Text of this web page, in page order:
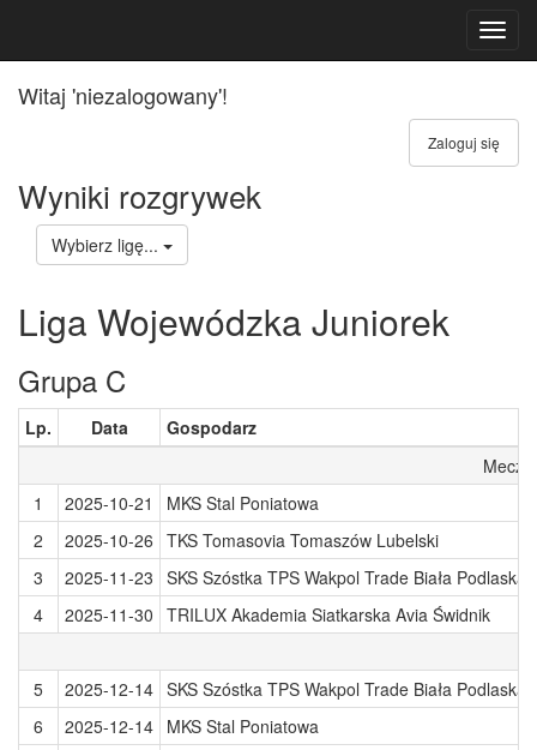
Witaj 'niezalogowany'!
Zaloguj się
Wyniki rozgrywek
Wybierz ligę...
Liga Wojewódzka Juniorek
Grupa C
Lp. Data
Gospodarz
1
2025-10-21
MKS Stal Poniatowa
2
2025-10-26 TKS Tomasovia Tomaszów Lubelski
3
2025-11-23 SKS Szóstka TPS Wakpol Trade Biała Podlaska
4
2025-11-30 TRILUX Akademia Siatkarska Avia Świdnik
5 2025-12-14 SKS Szóstka TPS Wakpol Trade Biała Podlaska
6
2025-12-14 MKS Stal Poniatowa